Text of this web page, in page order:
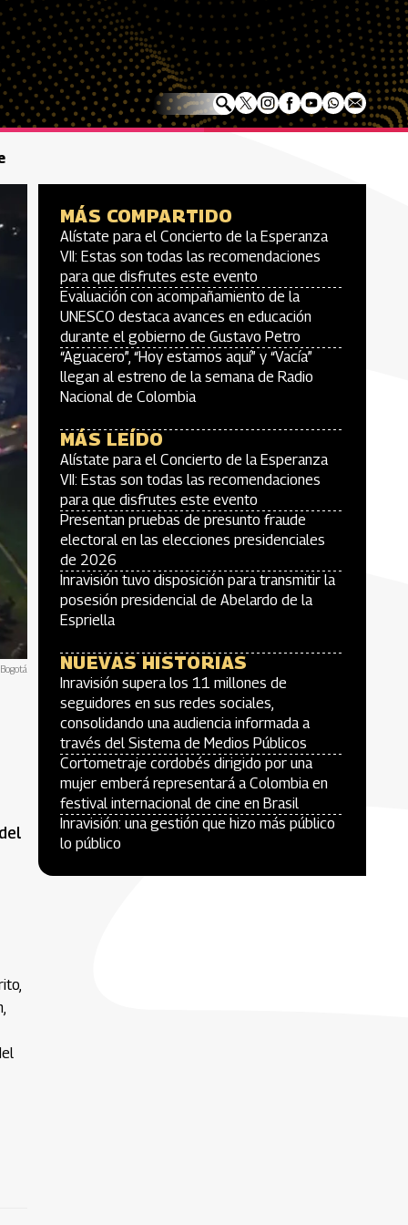
MÁS COMPARTIDO
Alístate para el Concierto de la Esperanza
VII: Estas son todas las recomendaciones
para que disfrutes este evento
Evaluación con acompañamiento de la
UNESCO destaca avances en educación
durante el gobierno de Gustavo Petro
“Aguacero”, “Hoy estamos aquí” y “Vacía”
llegan al estreno de la semana de Radio
Nacional de Colombia
MÁS LEÍDO
Alístate para el Concierto de la Esperanza
VII: Estas son todas las recomendaciones
para que disfrutes este evento
Presentan pruebas de presunto fraude
electoral en las elecciones presidenciales
de 2026
Inravisión tuvo disposición para transmitir la
posesión presidencial de Abelardo de la
Espriella
NUEVAS HISTORIAS
Inravisión supera los 11 millones de
seguidores en sus redes sociales,
consolidando una audiencia informada a
través del Sistema de Medios Públicos
Cortometraje cordobés dirigido por una
mujer emberá representará a Colombia en
festival internacional de cine en Brasil
Inravisión: una gestión que hizo más público
lo público